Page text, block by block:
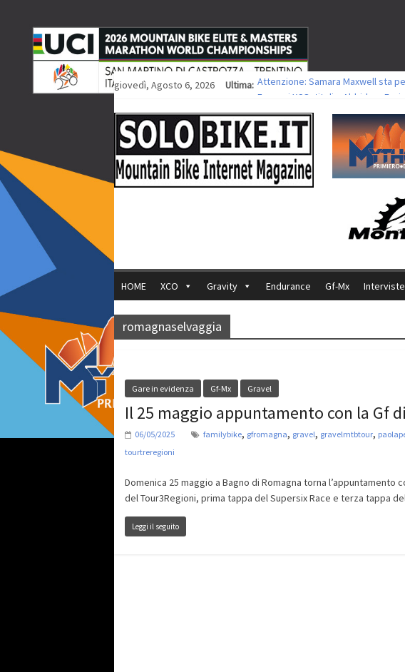
giovedì, Agosto 6, 2026 Ultima: Attenzione: Samara Maxwell sta
Europei XCO: vittorie per
35ª Marathon Bike della Brianza:
Europei MTB: il Team Relay firma
HOME XCO Gravity Endurance Gf-Mx Interviste
romagnaselvaggia
Gare in evidenza Gf-Mx Gravel
Il 25 maggio appuntamento con la Gf
06/05/2025 familybike, gfromagna, gravel, gravelmtbtour,
tourtreregioni
Domenica 25 maggio a Bagno di Romagna torna l’appuntamento
del Tour3Regioni, prima tappa del Supersix Race e terza tappa
Leggi il seguito